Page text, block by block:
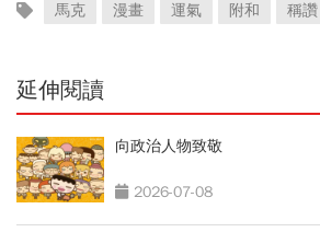
馬克 漫畫 運氣 附和 稱讚
延伸閱讀
向政治人物致敬
2026-07-08